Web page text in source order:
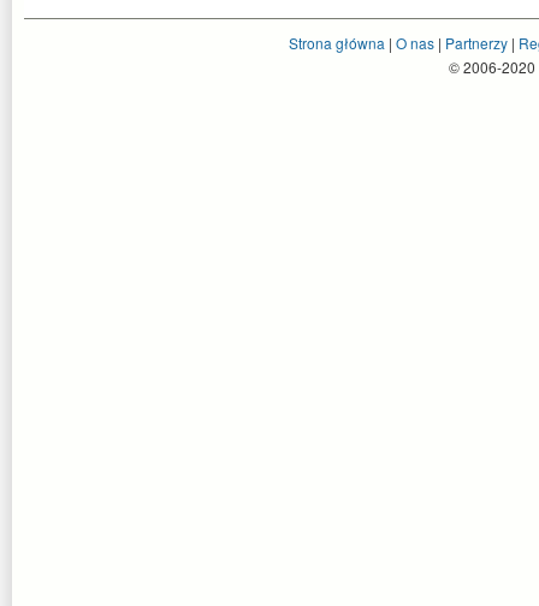
Strona główna | O nas| Partnerzy|
© 2006-2020